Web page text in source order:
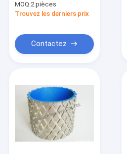
pouces
MOQ:2 pièces
Trouvez les derniers prix
Contactez